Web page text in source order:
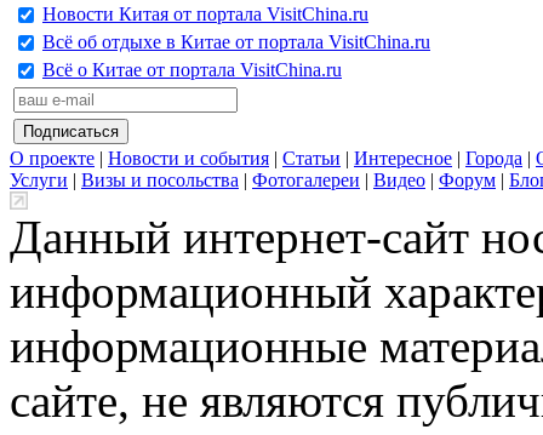
Новости Китая от портала VisitChina.ru
Всё об отдыхе в Китае от портала VisitChina.ru
Всё о Китае от портала VisitChina.ru
О проекте | Новости и события | Статьи | Интересное | Города |
Услуги | Визы и посольства | Фотогалереи | Видео | Форум |
Данный интернет-сайт
информационный
информационные
сайте, не являются